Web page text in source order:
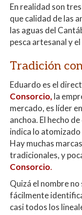
En realidad son
que calidad de las
las aguas del
pesca artesanal y
Tradición
Eduardo es el
Consorcio, la
mercado, es líder
anchoa. El hecho
indica lo
Hay muchas
tradicionales, y
Consorcio.
Quizá el nombre
fácilmente
casi todos los